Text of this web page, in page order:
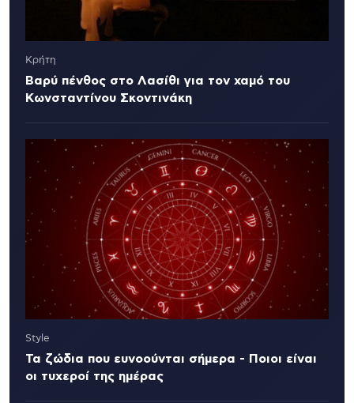
Κρήτη
Βαρύ πένθος στο Λασίθι για τον χαμό του
Κωνσταντίνου Σκοντινάκη
Style
Τα ζώδια που ευνοούνται σήμερα - Ποιοι είναι
οι τυχεροί της ημέρας